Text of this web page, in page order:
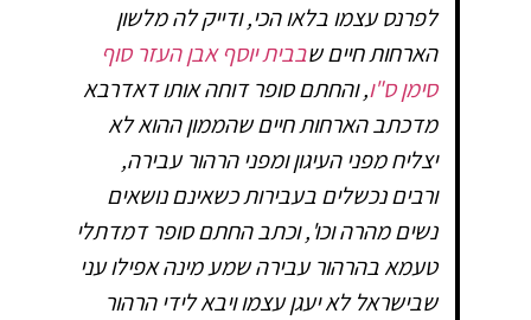
לפרנס עצמו בלאו הכי, ודייק לה מלשון
הארחות חיים שבבית יוסף אבן העזר סוף
סימן ס"ו, והחתם סופר דוחה אותו דאדרבא
מדכתב הארחות חיים שהממון ההוא לא
יצליח מפני העיגון ומפני הרהור עבירה,
ורבים נכשלים בעבירות כשאינם נושאים
נשים מהרה וכו', וכתב החתם סופר דמדתלי
טעמא בהרהור עבירה שמע מינה אפילו עני
שבישראל לא יעגן עצמו ויבא לידי הרהור